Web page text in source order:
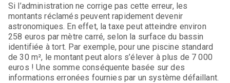
Si l’administration ne corrige pas cette erreur, les
montants réclamés peuvent rapidement devenir
astronomiques. En effet, la taxe peut atteindre environ
258 euros par mètre carré, selon la surface du bassin
identifiée à tort. Par exemple, pour une piscine standard
de 30 m², le montant peut alors s’élever à plus de 7 000
euros ! Une somme conséquente basée sur des
informations erronées fournies par un système défaillant.